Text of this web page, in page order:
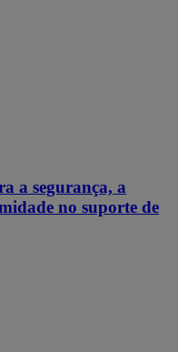
a segurança, a
no suporte de